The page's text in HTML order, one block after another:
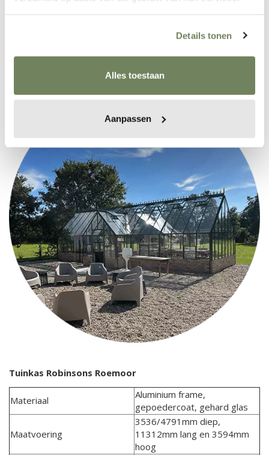
Details tonen
Alles toestaan
Aanpassen
hoog
West Europa
De ondergrond is door een lokale hovenier aangelegd
Tuinkas Robinsons Roemoor
Materiaal
Aluminium frame,
gepoedercoat, gehard glas
Maatvoering
3536/4791mm diep,
11312mm lang en 3594mm
hoog